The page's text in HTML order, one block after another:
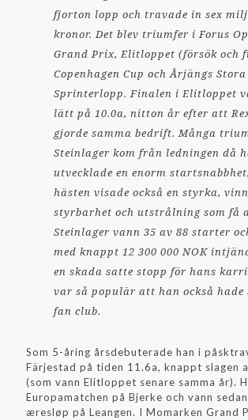
fjorton lopp och travade in sex
kronor. Det blev triumfer i Forus
Grand Prix, Elitloppet (försök och
Copenhagen Cup och Årjängs Stora
Sprinterlopp. Finalen i Elitloppet
lätt på 10.0a, nitton år efter att
gjorde samma bedrift. Många
Steinlager kom från ledningen då
utvecklade en enorm
hästen visade också en styrka,
styrbarhet och utstrålning som få
Steinlager vann 35 av 88 starter
med knappt 12 300 000 NOK
en skada satte stopp för hans
var så populär att han också hade
fan club.
Som 5-åring årsdebuterade han i
Färjestad på tiden 11.6a, knappt slagen
(som vann Elitloppet senare samma år).
Europamatchen på Bjerke och vann sedan
æresløp på Leangen. I Momarken Grand